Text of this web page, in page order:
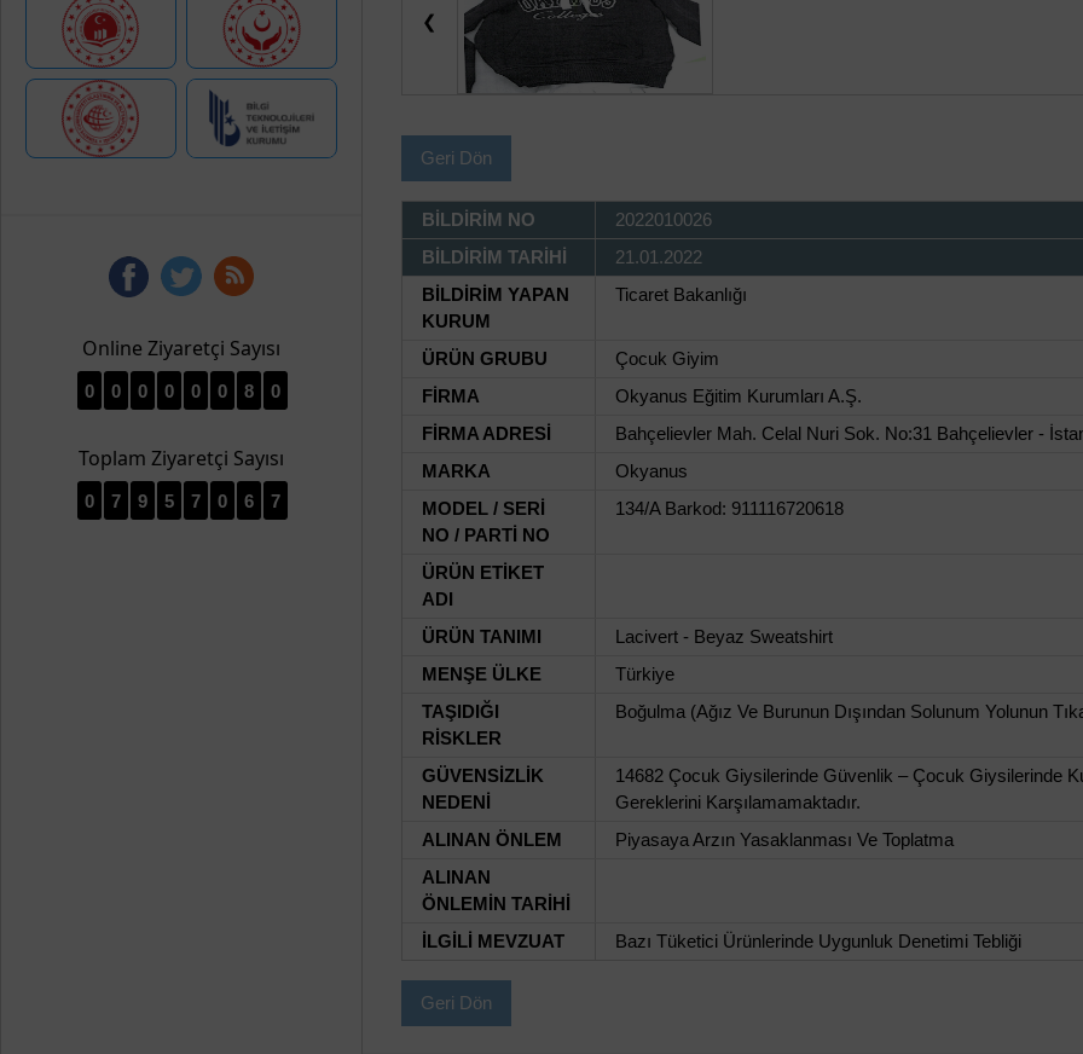
Online Ziyaretçi Sayısı
0 0 0 0 0 0 8 0
Toplam Ziyaretçi Sayısı
0 7 9 5 7 0 6 7
❮
Geri Dön
BİLDİRİM NO
2022010026
BİLDİRİM TARİHİ
21.01.2022
BİLDİRİM YAPAN
KURUM
Ticaret Bakanlığı
ÜRÜN GRUBU
Çocuk Giyim
FİRMA
Okyanus Eğitim Kurumları A.Ş.
FİRMA ADRESİ
Bahçelievler Mah. Celal Nuri Sok. No:31 Bahçelievler -
MARKA
Okyanus
MODEL / SERİ
NO / PARTİ NO
134/A Barkod: 911116720618
ÜRÜN ETİKET
ADI
ÜRÜN TANIMI
Lacivert - Beyaz Sweatshirt
MENŞE ÜLKE
Türkiye
TAŞIDIĞI
RİSKLER
Boğulma (Ağız Ve Burunun Dışından Solunum Yolunun
GÜVENSİZLİK
NEDENİ
14682 Çocuk Giysilerinde Güvenlik – Çocuk Giysilerinde
Gereklerini Karşılamamaktadır.
ALINAN ÖNLEM
Piyasaya Arzın Yasaklanması Ve Toplatma
ALINAN
ÖNLEMİN TARİHİ
İLGİLİ MEVZUAT
Bazı Tüketici Ürünlerinde Uygunluk Denetimi Tebliği
Geri Dön